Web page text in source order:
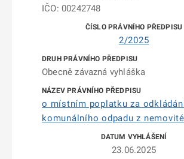
IČO: 00242748
2/2025
Obecně závazná vyhláška
o místním poplatku za
komunálního odpadu z
23.06.2025